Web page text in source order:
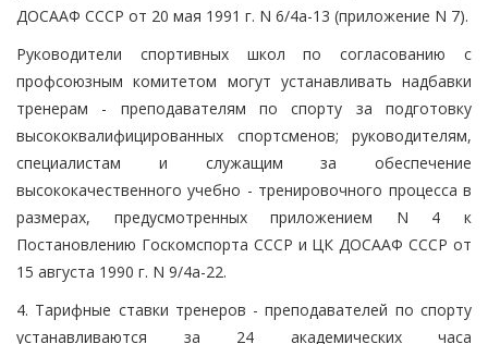
ДОСААФ СССР от 20 мая 1991 г. N 6/4а-13 (приложение N 7).
Руководители спортивных школ по согласованию с
профсоюзным комитетом могут устанавливать надбавки
тренерам - преподавателям по спорту за подготовку
высококвалифицированных спортсменов; руководителям,
специалистам и служащим за обеспечение
высококачественного учебно - тренировочного процесса в
размерах, предусмотренных приложением N 4 к
Постановлению Госкомспорта СССР и ЦК ДОСААФ СССР от
15 августа 1990 г. N 9/4а-22.
4. Тарифные ставки тренеров - преподавателей по спорту
устанавливаются за 24 академических часа